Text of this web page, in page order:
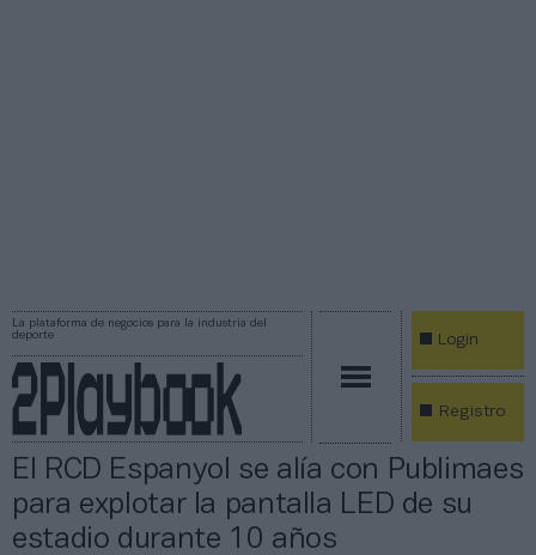
La plataforma de negocios para la industria del
deporte
Login
Registro
El RCD Espanyol se alía con Publimaes
para explotar la pantalla LED de su
estadio durante 10 años